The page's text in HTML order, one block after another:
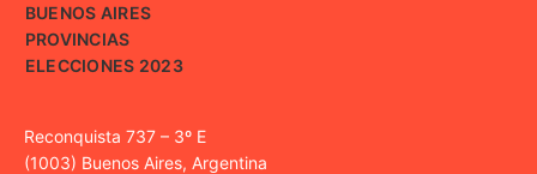
BUENOS AIRES
PROVINCIAS
ELECCIONES 2023
Reconquista 737 – 3º E
(1003) Buenos Aires, Argentina